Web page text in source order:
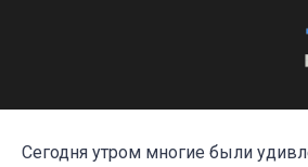
Сегодня утром многие были